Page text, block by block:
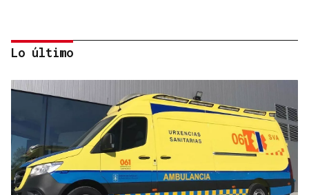
SEGURIDAD INFANTIL
Lo último